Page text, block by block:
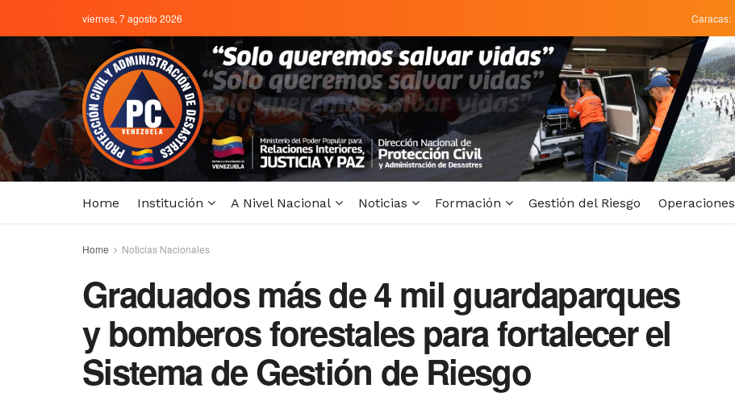
viernes, 7 agosto 2026 Caracas:
Home Institución A Nivel Nacional Noticias Formación Gestión del Riesgo Operaciones
Home Noticias Nacionales
Graduados más de 4 mil guardaparques
y bomberos forestales para fortalecer el
Sistema de Gestión de Riesgo